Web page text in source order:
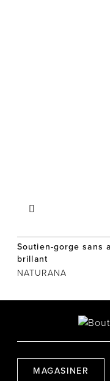
Soutien-gorge sans
brillant
NATURANA
MAGASINER